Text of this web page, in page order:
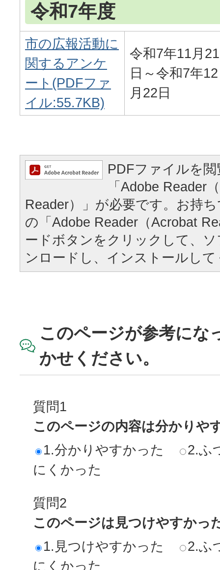
令和7年度
市の広報活動に
関するアンケ
ート(PDFファ
イル:55.7KB)
令和7年11月21
日～令和7年12
月22日
PDFファイルを
「Adobe Reader
Reader）」が必要です。お持
の「Adobe Reader（Acrobat
ードボタンをクリックして、
ンロードし、インストールし
このページが参考にな
かせください。
質問1
このページの内容は分かりや
1.分かりやすかった
2.ふ
にくかった
質問2
このページは見つけやすかっ
1.見つけやすかった
2.ふ
にくかった